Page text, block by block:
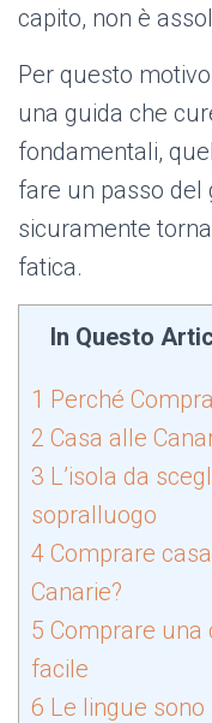
capito, non è
Per questo
una guida che
fondamentali,
fare un passo del
sicuramente
fatica.
In Questo
1 Perché
2 Casa alle
3 L’isola da
sopralluogo
4 Comprare
Canarie?
5 Comprare una
facile
6 Le lingue